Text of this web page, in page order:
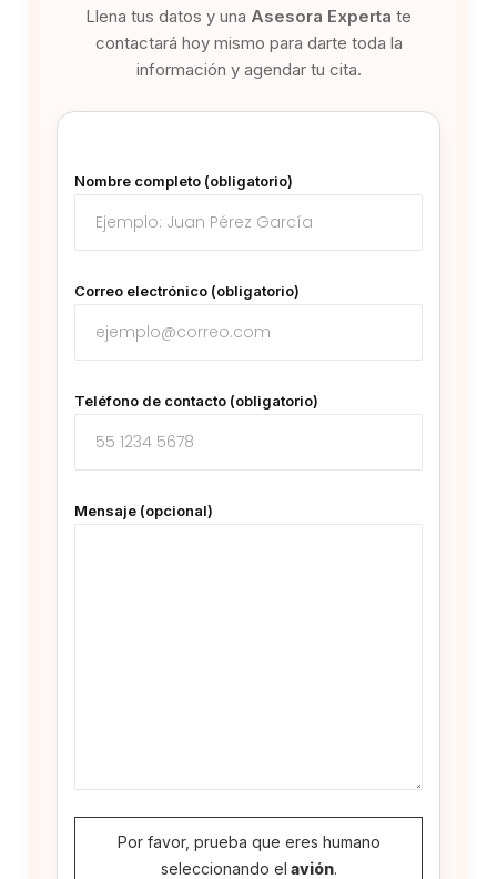
Llena tus datos y una Asesora Experta te
contactará hoy mismo para darte toda la
información y agendar tu cita.
Nombre completo (obligatorio)
Correo electrónico (obligatorio)
Teléfono de contacto (obligatorio)
Mensaje (opcional)
Por favor, prueba que eres humano
seleccionando el avión.